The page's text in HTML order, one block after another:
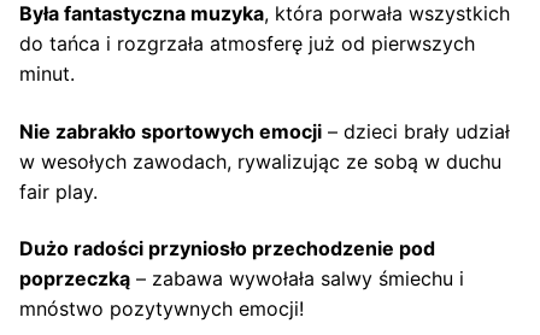
Była fantastyczna muzyka, która porwała wszystkich
do tańca i rozgrzała atmosferę już od pierwszych
minut.
Nie zabrakło sportowych emocji – dzieci brały udział
w wesołych zawodach, rywalizując ze sobą w duchu
fair play.
Dużo radości przyniosło przechodzenie pod
poprzeczką – zabawa wywołała salwy śmiechu i
mnóstwo pozytywnych emocji!